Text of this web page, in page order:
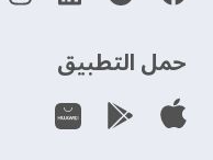
حمل التطبيق